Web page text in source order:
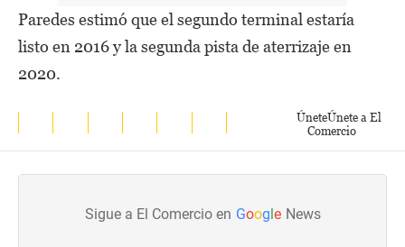
Paredes estimó que el segundo terminal estaría
listo en 2016 y la segunda pista de aterrizaje en
2020.
ÚneteÚnete a El
Comercio
Sigue a El Comercio en Google News